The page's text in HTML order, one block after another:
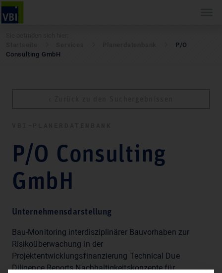
P/O
Consulting GmbH
P/O Consulting
GmbH
Unternehmensdarstellung
Bau-Monitoring interdisziplinärer Bauvorhaben zur
Risikoüberwachung in der
Projektentwicklungsfinanzierung Technical Due
Diligence Reports Nachhaltigkeitskonzepte für